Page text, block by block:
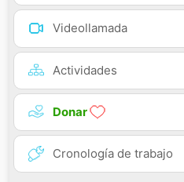
Videollamada
Actividades
Donar
Cronología de trabajo